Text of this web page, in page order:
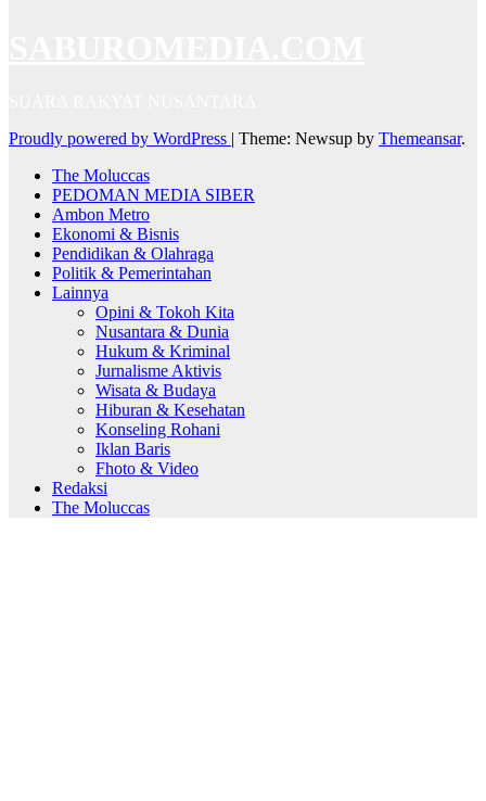
Proudly powered by WordPress | Theme: Newsup by Themeansar.
The Moluccas
PEDOMAN MEDIA SIBER
Ambon Metro
Ekonomi & Bisnis
Pendidikan & Olahraga
Politik & Pemerintahan
Lainnya
Opini & Tokoh Kita
Nusantara & Dunia
Hukum & Kriminal
Jurnalisme Aktivis
Wisata & Budaya
Hiburan & Kesehatan
Konseling Rohani
Iklan Baris
Fhoto & Video
Redaksi
The Moluccas